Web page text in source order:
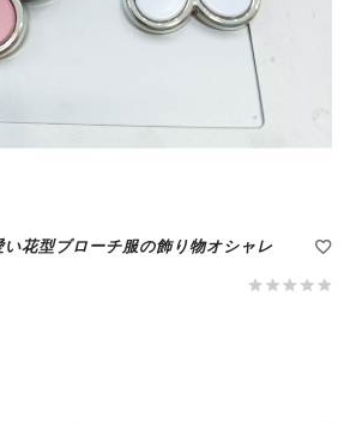
花型ブローチ服の飾り物オシャレ